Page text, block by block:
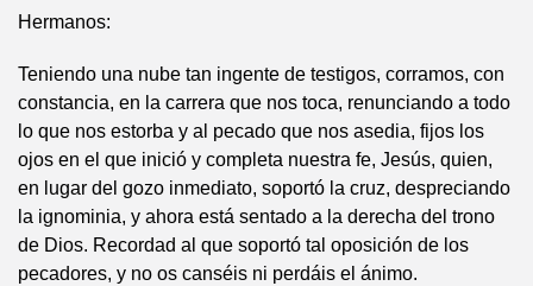
Hermanos:
Teniendo una nube tan ingente de testigos, corramos, con
constancia, en la carrera que nos toca, renunciando a todo
lo que nos estorba y al pecado que nos asedia, fijos los
ojos en el que inició y completa nuestra fe, Jesús, quien,
en lugar del gozo inmediato, soportó la cruz, despreciando
la ignominia, y ahora está sentado a la derecha del trono
de Dios. Recordad al que soportó tal oposición de los
pecadores, y no os canséis ni perdáis el ánimo.